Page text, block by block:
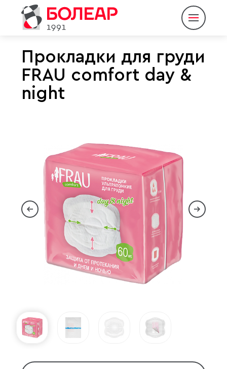
О компании
Продукция
Пресс-центр
Контакты
| Rus
Прокладки для груди
FRAU comfort day &
night